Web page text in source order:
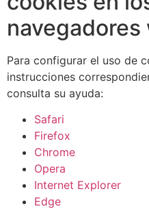
navegadores
Para configurar el uso de
instrucciones
consulta su ayuda:
Safari
Firefox
Chrome
Opera
Internet Explorer
Edge